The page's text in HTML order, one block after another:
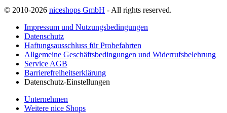
© 2010-2026 niceshops GmbH - All rights reserved.
Impressum und Nutzungsbedingungen
Datenschutz
Haftungsausschluss für Probefahrten
Allgemeine Geschäftsbedingungen und Widerrufsbelehrung
Service AGB
Barrierefreiheitserklärung
Datenschutz-Einstellungen
Unternehmen
Weitere nice Shops